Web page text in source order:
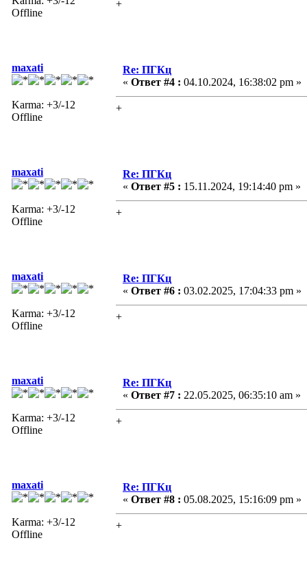
Offline
+
maxati
Karma: +3/-12
Offline
Re: ПГКц
« Ответ #4 : 04.10.2024, 16:38:02 pm »
+
maxati
Karma: +3/-12
Offline
Re: ПГКц
« Ответ #5 : 15.11.2024, 19:14:40 pm »
+
maxati
Karma: +3/-12
Offline
Re: ПГКц
« Ответ #6 : 03.02.2025, 17:04:33 pm »
+
maxati
Karma: +3/-12
Offline
Re: ПГКц
« Ответ #7 : 22.05.2025, 06:35:10 am »
+
maxati
Karma: +3/-12
Offline
Re: ПГКц
« Ответ #8 : 05.08.2025, 15:16:09 pm »
+